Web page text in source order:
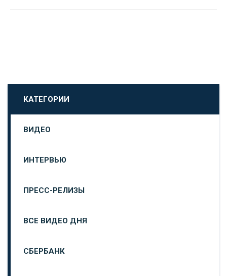
КАТЕГОРИИ
ВИДЕО
ИНТЕРВЬЮ
ПРЕСС-РЕЛИЗЫ
ВСЕ ВИДЕО ДНЯ
СБЕРБАНК